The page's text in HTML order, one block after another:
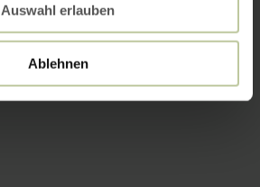
Auswahl erlauben
Ablehnen